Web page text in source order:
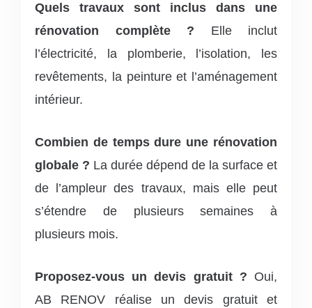
Quels travaux sont inclus dans une
rénovation complète ? Elle inclut
l’électricité, la plomberie, l’isolation, les
revêtements, la peinture et l’aménagement
intérieur.
Combien de temps dure une rénovation
globale ? La durée dépend de la surface et
de l’ampleur des travaux, mais elle peut
s’étendre de plusieurs semaines à
plusieurs mois.
Proposez-vous un devis gratuit ? Oui,
AB RENOV réalise un devis gratuit et